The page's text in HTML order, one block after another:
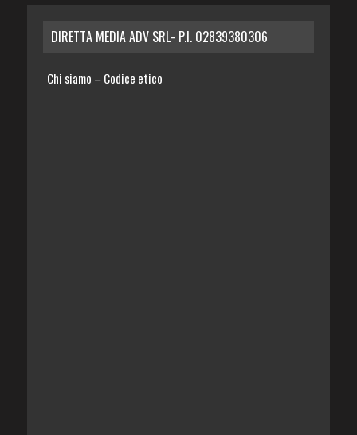
DIRETTA MEDIA ADV SRL- P.I. 02839380306
Chi siamo – Codice etico